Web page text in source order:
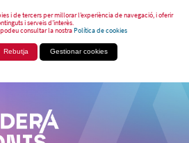
i de tercers per millorar l’experiència de navegació, i oferir
i serveis d’interès.
consultar la nostraPolítica de cookies
Rebutja Gestionar cookies